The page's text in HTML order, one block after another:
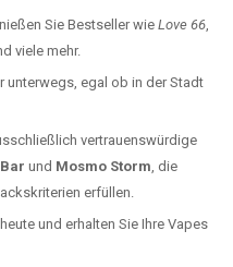
Sie Bestseller wie Love 66,
viele mehr.
unterwegs, egal ob in der Stadt
vertrauenswürdige
und Mosmo Storm, die
erfüllen.
und erhalten Sie Ihre Vapes